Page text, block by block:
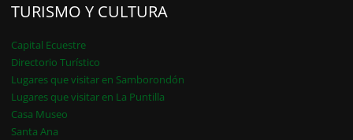
TURISMO Y CULTURA
Capital Ecuestre
Directorio Turístico
Lugares que visitar en Samborondón
Lugares que visitar en La Puntilla
Casa Museo
Santa Ana